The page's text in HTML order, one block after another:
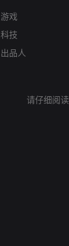
游戏
科技
出品人
请仔细阅读